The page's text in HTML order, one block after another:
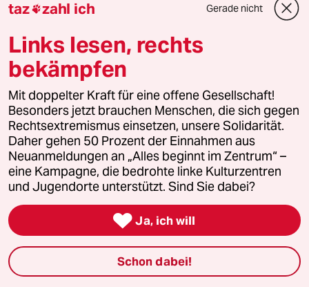
Stellen
Presse
Unterstützen
abo
genossenschaft
taz zahl ich
taz zahl ich Gerade nicht
Links lesen, rechts
bekämpfen
Mit doppelter Kraft für eine offene Gesellschaft!
Besonders jetzt brauchen Menschen, die sich gegen
Rechtsextremismus einsetzen, unsere Solidarität.
Daher gehen 50 Prozent der Einnahmen aus
Neuanmeldungen an „Alles beginnt im Zentrum“ –
eine Kampagne, die bedrohte linke Kulturzentren
und Jugendorte unterstützt. Sind Sie dabei?
 Ja, ich will
Schon dabei!